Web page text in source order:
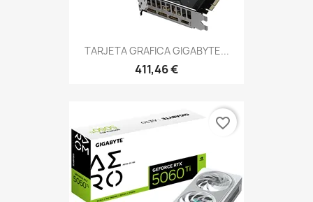
TARJETA GRAFICA GIGABYTE...
411,46 €
favorite_border